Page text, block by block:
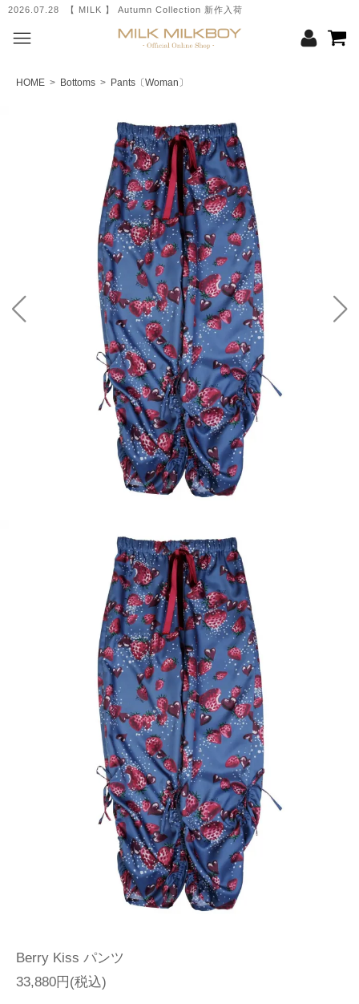
2026.07.28 【 MILK 】 Autumn Collection 新作入荷
HOME > Bottoms > Pants〔Woman〕
Berry Kiss パンツ
33,880円(税込)